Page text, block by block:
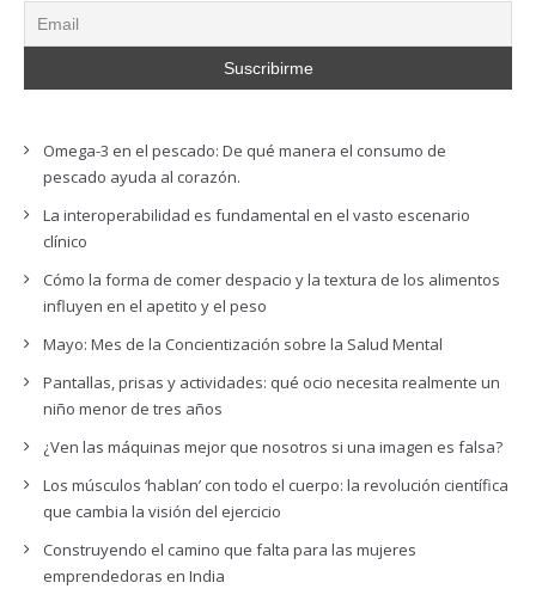
Omega-3 en el pescado: De qué manera el consumo de
pescado ayuda al corazón.
La interoperabilidad es fundamental en el vasto escenario
clínico
Cómo la forma de comer despacio y la textura de los alimentos
influyen en el apetito y el peso
Mayo: Mes de la Concientización sobre la Salud Mental
Pantallas, prisas y actividades: qué ocio necesita realmente un
niño menor de tres años
¿Ven las máquinas mejor que nosotros si una imagen es falsa?
Los músculos ‘hablan’ con todo el cuerpo: la revolución científica
que cambia la visión del ejercicio
Construyendo el camino que falta para las mujeres
emprendedoras en India